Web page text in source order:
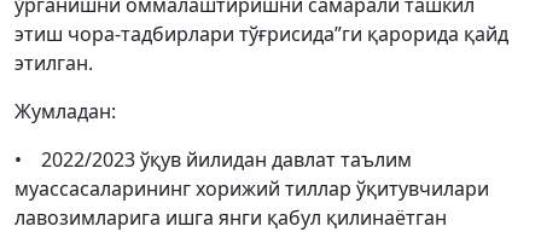
этиш чора-тадбирлари тўғрисида”ги қарорида қайд
этилган.
Жумладан:
• 2022/2023 ўқув йилидан давлат таълим
муассасаларининг хорижий тиллар ўқитувчилари
лавозимларига ишга янги қабул қилинаётган